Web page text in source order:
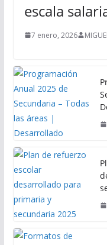
escala
7 enero, 2026